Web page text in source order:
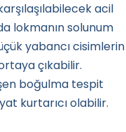
acil
lokmanın solunum
yabancı cisimlerin
çıkabilir.
boğulma tespit
kurtarıcı olabilir.